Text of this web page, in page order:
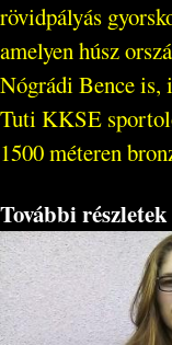
rövidpályás
amelyen húsz
Nógrádi Bence is,
Tuti KKSE
1500 méteren
További részletek